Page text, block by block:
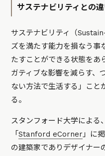
サステナビリティとの
サステナビリティ（
ズを満たす能力を損なう事
たすことができる状態をあ
ガティブな影響を減らす、
ない方法で生活する」こと
る。
スタンフォード大学による
「Stanford eCorner 」に
の建築家でありデザイナー